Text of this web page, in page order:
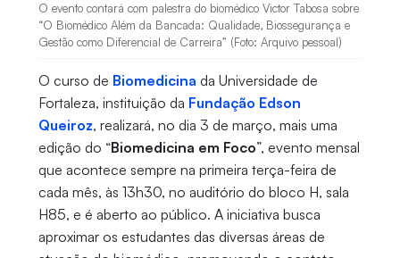
O evento contará com palestra do biomédico Victor Tabosa sobre
“O Biomédico Além da Bancada: Qualidade, Biossegurança e
Gestão como Diferencial de Carreira” (Foto: Arquivo pessoal)
O curso de Biomedicina da Universidade de
Fortaleza, instituição da Fundação Edson
Queiroz, realizará, no dia 3 de março, mais uma
edição do “Biomedicina em Foco”, evento mensal
que acontece sempre na primeira terça-feira de
cada mês, às 13h30, no auditório do bloco H, sala
H85, e é aberto ao público. A iniciativa busca
aproximar os estudantes das diversas áreas de